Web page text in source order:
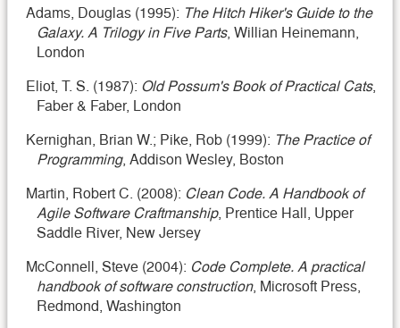
Adams, Douglas (1995): The Hitch Hiker's Guide to the
Galaxy. A Trilogy in Five Parts, Willian Heinemann,
London
Eliot, T. S. (1987): Old Possum's Book of Practical Cats,
Faber & Faber, London
Kernighan, Brian W.; Pike, Rob (1999): The Practice of
Programming, Addison Wesley, Boston
Martin, Robert C. (2008): Clean Code. A Handbook of
Agile Software Craftmanship, Prentice Hall, Upper
Saddle River, New Jersey
McConnell, Steve (2004): Code Complete. A practical
handbook of software construction, Microsoft Press,
Redmond, Washington